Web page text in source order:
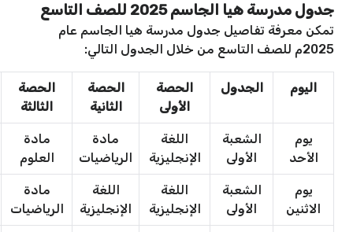
جدول مدرسة هيا الجاسم 2025 للصف التاسع
تمكن معرفة تفاصيل جدول مدرسة هيا الجاسم عام
2025م للصف التاسع من خلال الجدول التالي:
اليوم الجدول
الحصة
الأولى
الحصة
الثانية
الحصة
الثالثة
يوم
الأحد
الشعبة
الأولى
اللغة
الإنجليزية
مادة
الرياضيات
مادة
العلوم
يوم
الاثنين
الشعبة
الأولى
اللغة
الإنجليزية
اللغة
الإنجليزية
مادة
الرياضيات